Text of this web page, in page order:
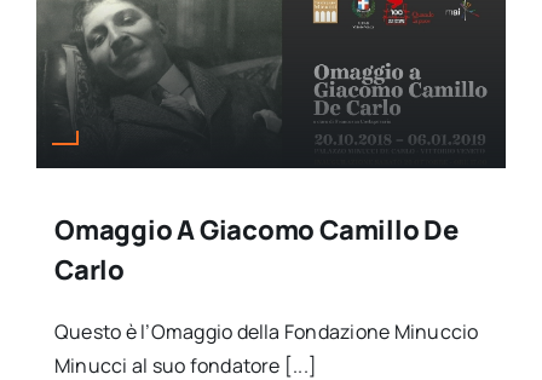
Omaggio A Giacomo Camillo De
Carlo
Questo è l’Omaggio della Fondazione Minuccio
Minucci al suo fondatore [...]